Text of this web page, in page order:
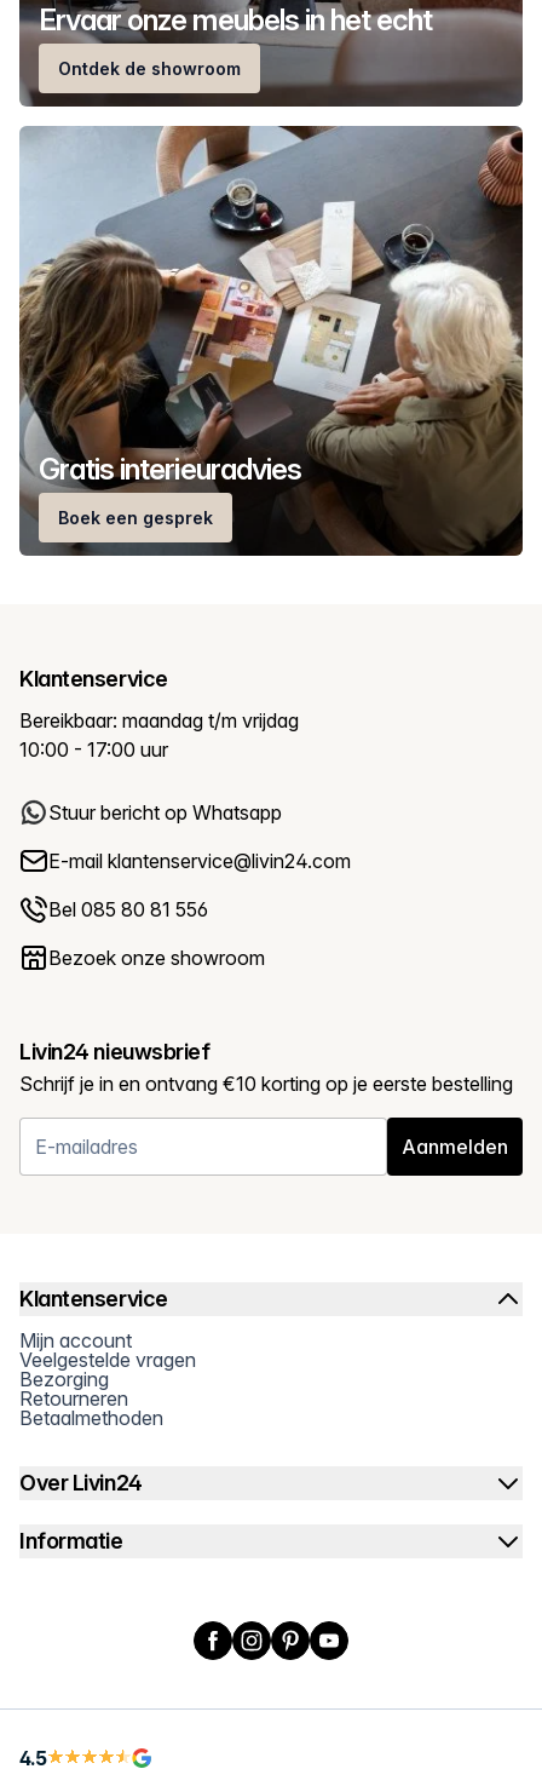
Ervaar onze meubels in het echt
Ontdek de showroom
Gratis interieuradvies
Boek een gesprek
Klantenservice
Bereikbaar: maandag t/m vrijdag
10:00 - 17:00 uur
Stuur bericht op Whatsapp
E-mail klantenservice@livin24.com
Bel 085 80 81 556
Bezoek onze showroom
Livin24 nieuwsbrief
Schrijf je in en ontvang €10 korting op je eerste bestelling
Aanmelden
Klantenservice
Mijn account
Veelgestelde vragen
Bezorging
Retourneren
Betaalmethoden
Over Livin24
Informatie
Facebook
Instagram
PinterestYouTube
4.5